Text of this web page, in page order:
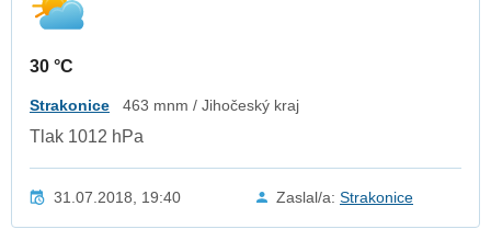
30 °C
Strakonice 463 mnm / Jihočeský kraj
Tlak 1012 hPa
31.07.2018, 19:40 Zaslal/a: Strakonice